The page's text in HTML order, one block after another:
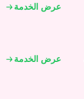
عرض الخدمة
عرض الخدمة